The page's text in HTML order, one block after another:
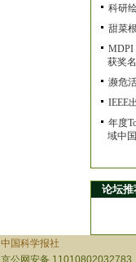
科研
甜菜
MDPI
获奖
濒危
IEEE
年度
域中
论坛推
中国科学报社
京公网安备 11010802032783